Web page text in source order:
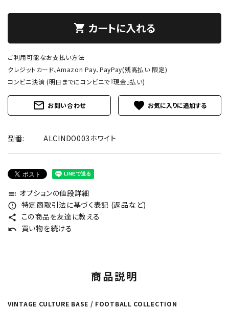
shopping_cart カートに入れる
ご利用可能なお支払い方法
クレジットカード、Amazon Pay、PayPay(残高払い 限定)
コンビニ決済 (明日までにコンビニで『現金』払い)
mail_outline お問い合わせ favorite
型番: ALCINDO003ホワイト
toc オプションの値段詳細
error_outline 特定商取引法に基づく表記 (返品など)
share この商品を友達に教える
undo 買い物を続ける
商品説明
VINTAGE CULTURE BASE / FOOTBALL COLLECTION